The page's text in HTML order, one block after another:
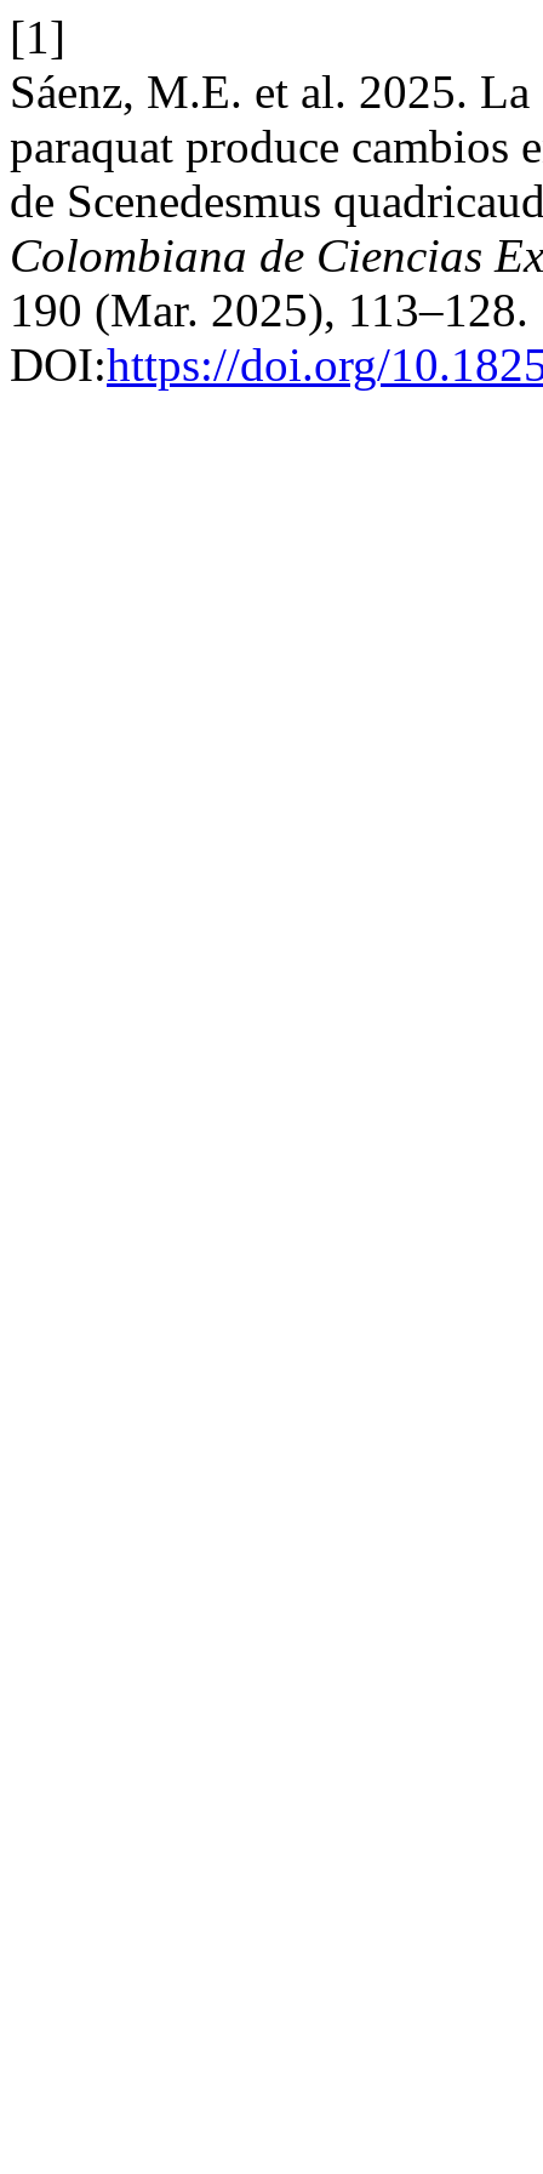
[1]
Sáenz, M.E. et al. 2025.
paraquat produce cambios
de Scenedesmus
Colombiana de Ciencias
190 (Mar. 2025), 113–128.
DOI:https://doi.org/